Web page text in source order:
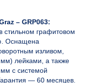
– GRP063:
стильном графитовом
Оснащена
изливом,
лейками, а также
с системой
— 60 месяцев.